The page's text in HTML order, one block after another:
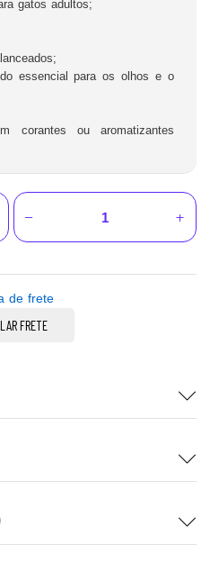
gatos adultos;
essencial para os olhos e o
corantes ou aromatizantes
de frete
FRETE